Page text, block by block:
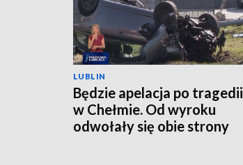
LUBLIN
Będzie apelacja po tragedii
w Chełmie. Od wyroku
odwołały się obie strony